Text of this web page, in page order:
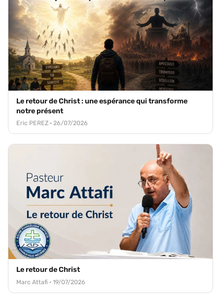
Le retour de Christ : une espérance qui transforme
notre présent
Eric PEREZ · 26/07/2026
Le retour de Christ
Marc Attafi · 19/07/2026